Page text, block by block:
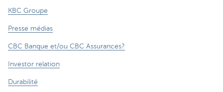
KBC Groupe
Presse médias
CBC Banque et/ou CBC Assurances?
Investor relation
Durabilité